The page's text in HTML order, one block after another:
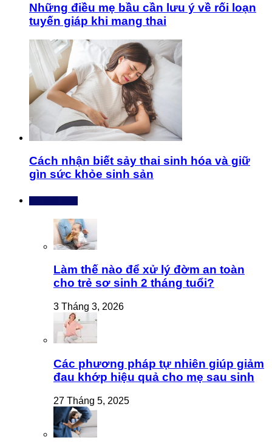
Những điều mẹ bầu cần lưu ý về rối loạn
tuyến giáp khi mang thai
Cách nhận biết sảy thai sinh hóa và giữ
gìn sức khỏe sinh sản
Làm thế nào để xử lý đờm an toàn
cho trẻ sơ sinh 2 tháng tuổi?
3 Tháng 3, 2026
Các phương pháp tự nhiên giúp giảm
đau khớp hiệu quả cho mẹ sau sinh
27 Tháng 5, 2025